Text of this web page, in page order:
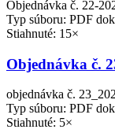
Objednávka č. 22-
Typ súboru: PDF
Stiahnuté: 15×
Objednávka č.
objednávka č.
Typ súboru: PDF
Stiahnuté: 5×